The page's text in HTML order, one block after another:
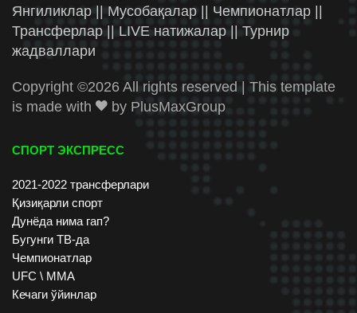
Янгиликлар || Мусобақалар || Чемпионатлар ||
Трансферлар || LIVE натижалар || Турнир
жадваллари
Copyright ©2026 All rights reserved | This template
is made with
by PlusMaxGroup
СПОРТ ЭКСПРЕСС
2021-2022 трансферлари
Қизиқарли спорт
Дунёда нима гап?
Бугунги ТВ-да
Чемпионатлар
UFC \ ММА
Кечаги ўйинлар